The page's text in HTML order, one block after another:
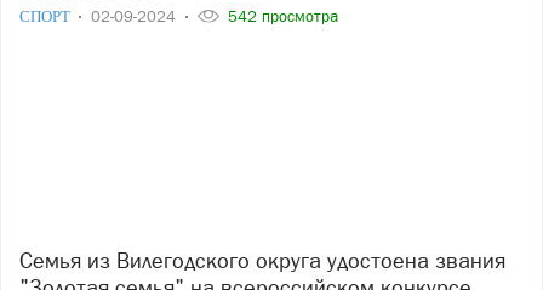
СПОРТ 02-09-2024 542 просмотра
Семья из Вилегодского округа удостоена звания